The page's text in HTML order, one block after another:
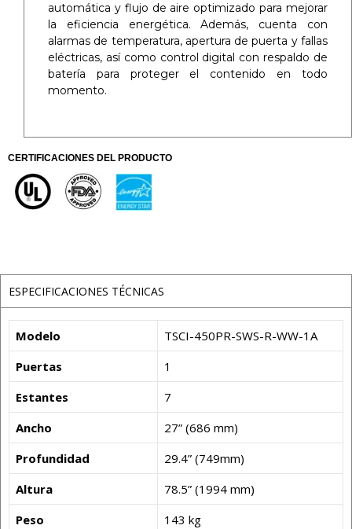
automática y flujo de aire optimizado para mejorar
la eficiencia energética. Además, cuenta con
alarmas de temperatura, apertura de puerta y fallas
eléctricas, así como control digital con respaldo de
batería para proteger el contenido en todo
momento.
CERTIFICACIONES DEL PRODUCTO
ESPECIFICACIONES TÉCNICAS
Modelo
TSCI-450PR-SWS-R-WW-1A
Puertas
1
Estantes
7
Ancho
27” (686 mm)
Profundidad
29.4” (749mm)
Altura
78.5” (1994 mm)
Peso
143 kg